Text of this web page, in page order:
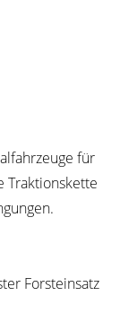
für
Traktionskette
Forsteinsatz